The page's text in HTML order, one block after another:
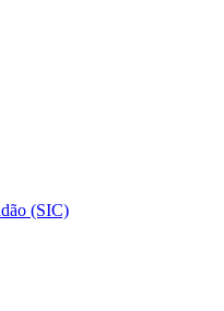
(SIC)